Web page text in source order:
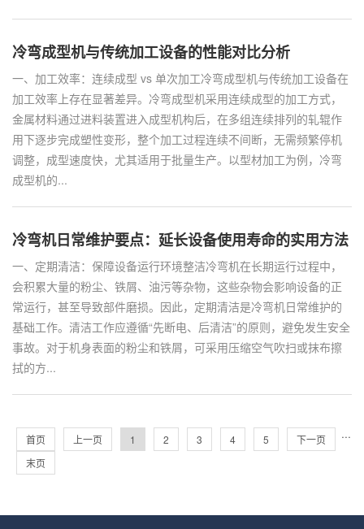
冷弯成型机与传统加工设备的性能对比分析
一、加工效率：连续成型 vs 单次加工冷弯成型机与传统加工设备在
加工效率上存在显著差异。冷弯成型机采用连续成型的加工方式，
金属材料通过进料装置进入成型机构后，在多组连续排列的轧辊作
用下逐步完成塑性变形，整个加工过程连续不间断，无需频繁停机
调整，成型速度快，尤其适用于批量生产。以型材加工为例，冷弯
成型机的...
冷弯机日常维护要点：延长设备使用寿命的实用方法
一、定期清洁：保障设备运行环境整洁冷弯机在长期运行过程中，
会积累大量的粉尘、铁屑、油污等杂物，这些杂物会影响设备的正
常运行，甚至导致部件磨损。因此，定期清洁是冷弯机日常维护的
基础工作。清洁工作应遵循“先断电、后清洁”的原则，避免发生安全
事故。对于机身表面的粉尘和铁屑，可采用压缩空气吹扫或抹布擦
拭的方...
首页 上一页 1 2 3 4 5 ···
下一页
末页